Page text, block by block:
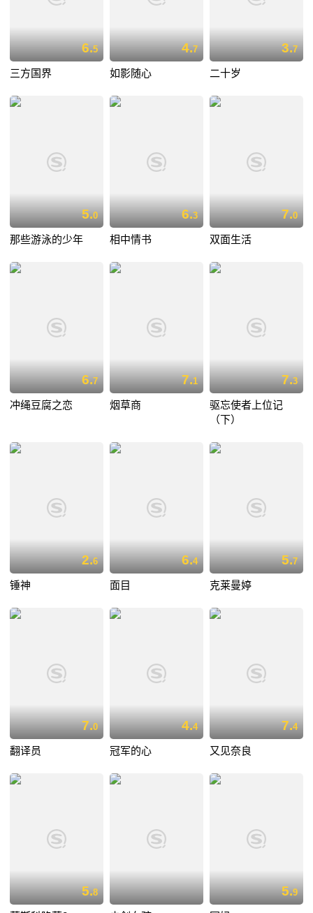
6.5
三方国界
4.7
如影随心
3.7
二十岁
5.0
那些游泳的少年
6.3
相中情书
7.0
双面生活
6.7
冲绳豆腐之恋
7.1
烟草商
7.3
驱忘使者上位记
（下）
2.6
锤神
6.4
面目
5.7
克莱曼婷
7.0
翻译员
4.4
冠军的心
7.4
又见奈良
5.8 5.9